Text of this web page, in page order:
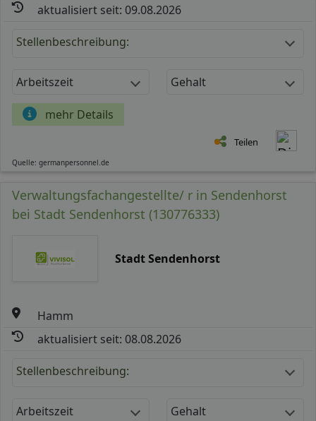
aktualisiert seit: 09.08.2026
Stellenbeschreibung:
Arbeitszeit Gehalt
mehr Details
Teilen
Quelle: germanpersonnel.de
Verwaltungsfachangestellte/ r in Sendenhorst
bei Stadt Sendenhorst (130776333)
Stadt Sendenhorst
Hamm
aktualisiert seit: 08.08.2026
Stellenbeschreibung:
Arbeitszeit Gehalt